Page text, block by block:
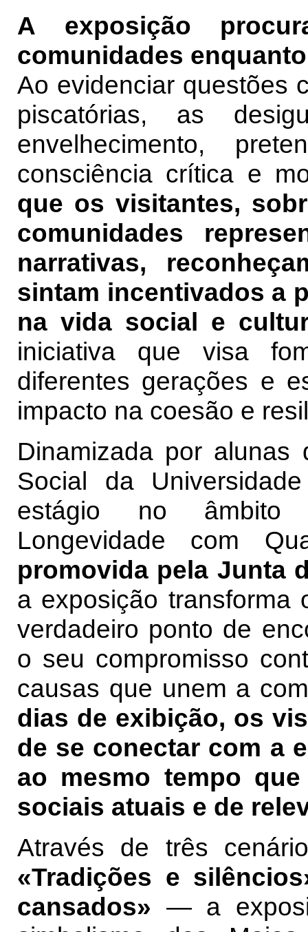
A exposição
comunidades
Ao evidenciar questões
piscatórias, as
envelhecimento,
consciência crítica e
que os visitantes,
comunidades
narrativas,
sintam incentivados a
na vida social e
iniciativa que visa
diferentes gerações e
impacto na coesão e
Dinamizada por alunas
Social da
estágio no âmbito
Longevidade com
promovida pela Junta
a exposição transforma
verdadeiro ponto de
o seu compromisso
causas que unem a
dias de exibição, os
de se conectar com a
ao mesmo tempo
sociais atuais e de
Através de três
«Tradições e
cansados» — a